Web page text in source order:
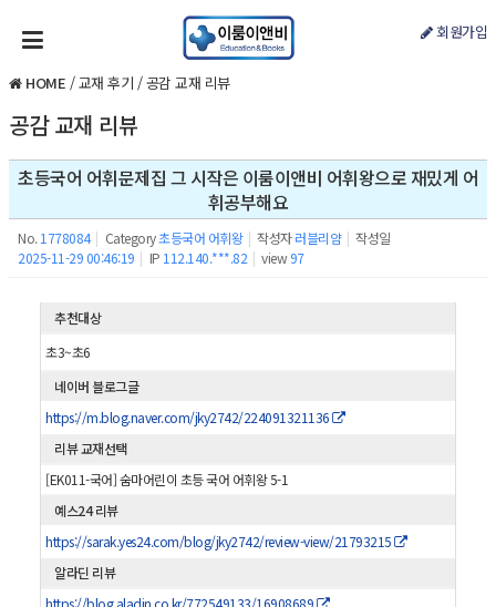
회원가입
HOME /교재 후기 /공감 교재 리뷰
공감 교재 리뷰
초등국어 어휘문제집 그 시작은 이룸이앤비 어휘왕으로 재밌게 어
휘공부해요
No. 1778084 | Category초등국어 어휘왕 | 작성자 러블리얌 | 작성일
2025-11-29 00:46:19 | IP 112.140.***.82 | view 97
추천대상
초3~초6
네이버 블로그글
https://m.blog.naver.com/jky2742/224091321136
리뷰 교재선택
[EK011-국어] 숨마어린이 초등 국어 어휘왕 5-1
예스24 리뷰
https://sarak.yes24.com/blog/jky2742/review-view/21793215
알라딘 리뷰
https://blog.aladin.co.kr/772549133/16908689